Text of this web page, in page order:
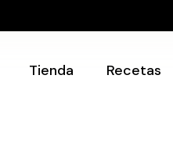
Tienda Recetas